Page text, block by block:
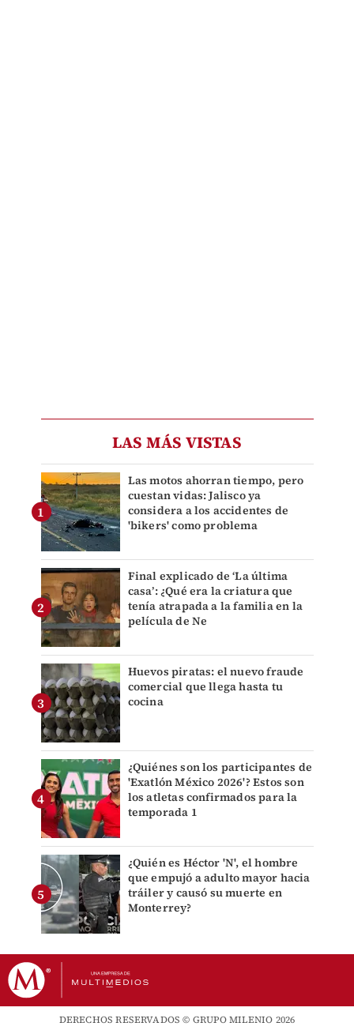
LAS MÁS VISTAS
Las motos ahorran tiempo, pero
cuestan vidas: Jalisco ya
considera a los accidentes de
'bikers' como problema
Final explicado de ‘La última
casa’: ¿Qué era la criatura que
tenía atrapada a la familia en la
película de Ne
Huevos piratas: el nuevo fraude
comercial que llega hasta tu
cocina
¿Quiénes son los participantes de
'Exatlón México 2026'? Estos son
los atletas confirmados para la
temporada 1
¿Quién es Héctor 'N', el hombre
que empujó a adulto mayor hacia
tráiler y causó su muerte en
Monterrey?
DERECHOS RESERVADOS © GRUPO MILENIO 2026